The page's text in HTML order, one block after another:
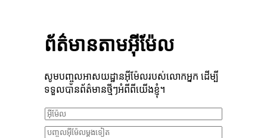
ព័ត៌មានតាមអ៊ីម៉ែល
សូមបញ្ចូលអាសយដ្ឋានអ៊ីម៉ែលរបស់លោកអ្នក ដើម្បី
ទទួលបានព័ត៌មានថ្មីៗអំពីពីយើងខ្ញុំ។